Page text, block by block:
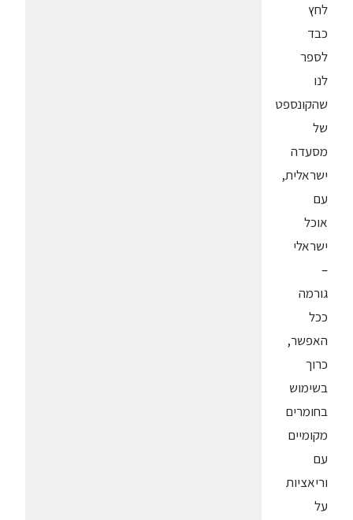
לחץ
כבד
לספר
לנו
שהקונספט
של
מסעדה
ישראלית,
עם
אוכל
ישראלי
–
גורמה
ככל
האפשר,
כרוך
בשימוש
בחומרים
מקומיים
עם
וריאציות
על